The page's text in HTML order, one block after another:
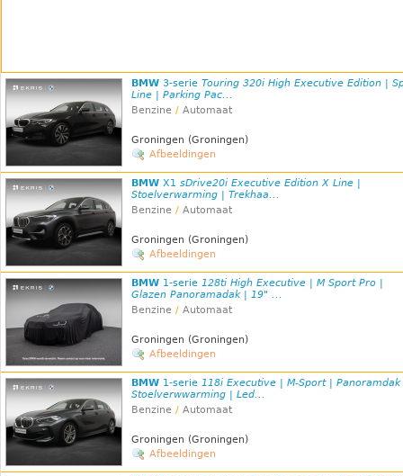
BMW 3-serie Touring 320i High Executive Edition |
Line | Parking Pac...
Benzine / Automaat
Groningen (Groningen)
Afbeeldingen
BMW X1 sDrive20i Executive Edition X Line |
Stoelverwarming | Trekhaa...
Benzine / Automaat
Groningen (Groningen)
Afbeeldingen
BMW 1-serie 128ti High Executive | M Sport Pro |
Glazen Panoramadak | 19" ...
Benzine / Automaat
Groningen (Groningen)
Afbeeldingen
BMW 1-serie 118i Executive | M-Sport | Panoramdak
Stoelverwwarming | Led...
Benzine / Automaat
Groningen (Groningen)
Afbeeldingen